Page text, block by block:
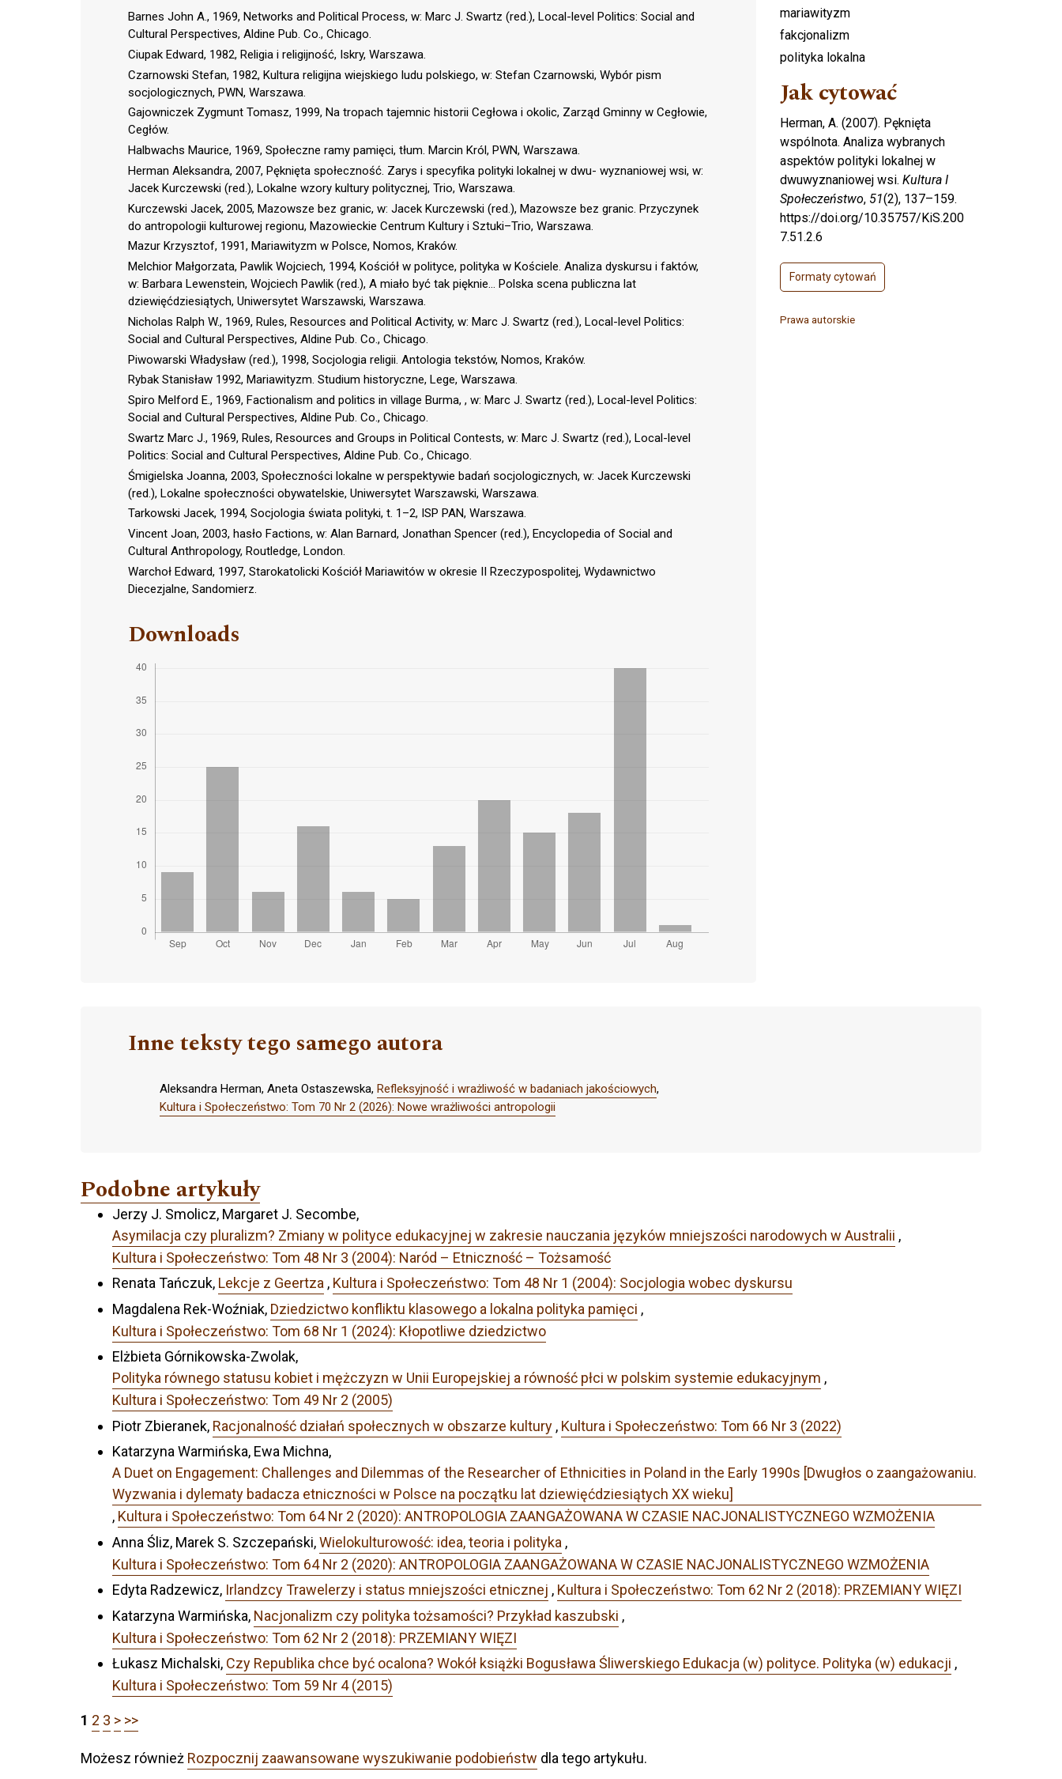
Barnes John A., 1969, Networks and Political Process, w: Marc J. Swartz (red.), Local-level Politics: Social and
Cultural Perspectives, Aldine Pub. Co., Chicago.
Ciupak Edward, 1982, Religia i religijność, Iskry, Warszawa.
Czarnowski Stefan, 1982, Kultura religijna wiejskiego ludu polskiego, w: Stefan Czarnowski, Wybór pism
socjologicznych, PWN, Warszawa.
Gajowniczek Zygmunt Tomasz, 1999, Na tropach tajemnic historii Cegłowa i okolic, Zarząd Gminny w Cegłowie,
Cegłów.
Halbwachs Maurice, 1969, Społeczne ramy pamięci, tłum. Marcin Król, PWN, Warszawa.
Herman Aleksandra, 2007, Pęknięta społeczność. Zarys i specyfika polityki lokalnej w dwu- wyznaniowej wsi, w:
Jacek Kurczewski (red.), Lokalne wzory kultury politycznej, Trio, Warszawa.
Kurczewski Jacek, 2005, Mazowsze bez granic, w: Jacek Kurczewski (red.), Mazowsze bez granic. Przyczynek
do antropologii kulturowej regionu, Mazowieckie Centrum Kultury i Sztuki–Trio, Warszawa.
Mazur Krzysztof, 1991, Mariawityzm w Polsce, Nomos, Kraków.
Melchior Małgorzata, Pawlik Wojciech, 1994, Kościół w polityce, polityka w Kościele. Analiza dyskursu i faktów,
w: Barbara Lewenstein, Wojciech Pawlik (red.), A miało być tak pięknie… Polska scena publiczna lat
dziewięćdziesiątych, Uniwersytet Warszawski, Warszawa.
Nicholas Ralph W., 1969, Rules, Resources and Political Activity, w: Marc J. Swartz (red.), Local-level Politics:
Social and Cultural Perspectives, Aldine Pub. Co., Chicago.
Piwowarski Władysław (red.), 1998, Socjologia religii. Antologia tekstów, Nomos, Kraków.
Rybak Stanisław 1992, Mariawityzm. Studium historyczne, Lege, Warszawa.
Spiro Melford E., 1969, Factionalism and politics in village Burma, , w: Marc J. Swartz (red.), Local-level Politics:
Social and Cultural Perspectives, Aldine Pub. Co., Chicago.
Swartz Marc J., 1969, Rules, Resources and Groups in Political Contests, w: Marc J. Swartz (red.), Local-level
Politics: Social and Cultural Perspectives, Aldine Pub. Co., Chicago.
Śmigielska Joanna, 2003, Społeczności lokalne w perspektywie badań socjologicznych, w: Jacek Kurczewski
(red.), Lokalne społeczności obywatelskie, Uniwersytet Warszawski, Warszawa.
Tarkowski Jacek, 1994, Socjologia świata polityki, t. 1–2, ISP PAN, Warszawa.
Vincent Joan, 2003, hasło Factions, w: Alan Barnard, Jonathan Spencer (red.), Encyclopedia of Social and
Cultural Anthropology, Routledge, London.
Warchoł Edward, 1997, Starokatolicki Kościół Mariawitów w okresie II Rzeczypospolitej, Wydawnictwo
Diecezjalne, Sandomierz.
Downloads
mariawityzm
fakcjonalizm
polityka lokalna
Jak cytować
Herman, A. (2007). Pęknięta
wspólnota. Analiza wybranych
aspektów polityki lokalnej w
dwuwyznaniowej wsi. Kultura I
Społeczeństwo, 51(2), 137–159.
https://doi.org/10.35757/KiS.200
7.51.2.6
Formaty cytowań
Prawa autorskie
Inne teksty tego samego autora
Aleksandra Herman, Aneta Ostaszewska, Refleksyjność i wrażliwość w badaniach jakościowych,
Kultura i Społeczeństwo: Tom 70 Nr 2 (2026): Nowe wrażliwości antropologii
Podobne artykuły
Jerzy J. Smolicz, Margaret J. Secombe,
Asymilacja czy pluralizm? Zmiany w polityce edukacyjnej w zakresie nauczania języków mniejszości narodowych w Australii ,
Kultura i Społeczeństwo: Tom 48 Nr 3 (2004): Naród – Etniczność – Tożsamość
Renata Tańczuk, Lekcje z Geertza , Kultura i Społeczeństwo: Tom 48 Nr 1 (2004): Socjologia wobec dyskursu
Magdalena Rek-Woźniak, Dziedzictwo konfliktu klasowego a lokalna polityka pamięci ,
Kultura i Społeczeństwo: Tom 68 Nr 1 (2024): Kłopotliwe dziedzictwo
Elżbieta Górnikowska-Zwolak,
Polityka równego statusu kobiet i mężczyzn w Unii Europejskiej a równość płci w polskim systemie edukacyjnym ,
Kultura i Społeczeństwo: Tom 49 Nr 2 (2005)
Piotr Zbieranek, Racjonalność działań społecznych w obszarze kultury , Kultura i Społeczeństwo: Tom 66 Nr 3 (2022)
Katarzyna Warmińska, Ewa Michna,
A Duet on Engagement: Challenges and Dilemmas of the Researcher of Ethnicities in Poland in the Early 1990s [Dwugłos o zaangażowaniu.
Wyzwania i dylematy badacza etniczności w Polsce na początku lat dziewięćdziesiątych XX wieku]
, Kultura i Społeczeństwo: Tom 64 Nr 2 (2020): ANTROPOLOGIA ZAANGAŻOWANA W CZASIE NACJONALISTYCZNEGO WZMOŻENIA
Anna Śliz, Marek S. Szczepański,Wielokulturowość: idea, teoria i polityka ,
Kultura i Społeczeństwo: Tom 64 Nr 2 (2020): ANTROPOLOGIA ZAANGAŻOWANA W CZASIE NACJONALISTYCZNEGO WZMOŻENIA
Edyta Radzewicz, Irlandzcy Trawelerzy i status mniejszości etnicznej , Kultura i Społeczeństwo: Tom 62 Nr 2 (2018): PRZEMIANY WIĘZI
Katarzyna Warmińska, Nacjonalizm czy polityka tożsamości? Przykład kaszubski ,
Kultura i Społeczeństwo: Tom 62 Nr 2 (2018): PRZEMIANY WIĘZI
Łukasz Michalski, Czy Republika chce być ocalona? Wokół książki Bogusława Śliwerskiego Edukacja (w) polityce. Polityka (w) edukacji ,
Kultura i Społeczeństwo: Tom 59 Nr 4 (2015)
1 2 3 > >>
Możesz również Rozpocznij zaawansowane wyszukiwanie podobieństw dla tego artykułu.